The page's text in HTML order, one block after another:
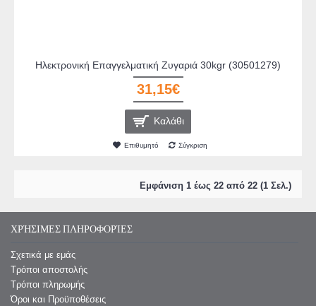
Ηλεκτρονική Επαγγελματική Ζυγαριά 30kgr (30501279)
31,15€
Καλάθι
Επιθυμητό Σύγκριση
Εμφάνιση 1 έως 22 από 22 (1 Σελ.)
ΧΡΉΣΙΜΕΣ ΠΛΗΡΟΦΟΡΊΕΣ
Σχετικά με εμάς
Τρόποι αποστολής
Τρόποι πληρωμής
Όροι και Προϋποθέσεις